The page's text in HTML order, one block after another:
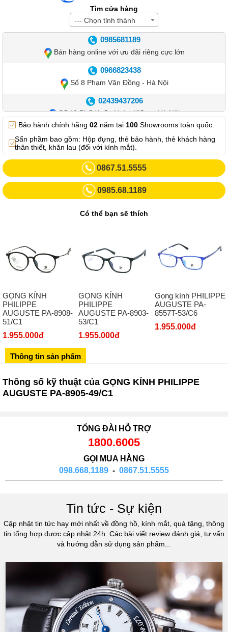
Tìm cửa hàng
--- Chọn tỉnh thành
0985681189
Bán hàng online với ưu đãi riêng cực lớn
0966823438
Số 8 Phạm Văn Đồng - Hà Nội
02439437206
Số 42 Phố Huế - Hoàn Kiếm – Hà Nội
0982.769.887
Showroom 3: Số 87 Trương Định - Hai Bà Trưng - Hà Nội.
0969102552
Số 55 Trần Đăng Ninh – Cầu Giấy – Hà Nội
0963264832
02432232319
Số 413 Quang Trung - Hà Đông - Hà Nội
Số 273 Nguyễn Văn Cừ - Long Biên - Hà Nội
02439392490
Sô 580 Ngã tư Trường Chinh - Hà Nội
Số 28 Chùa Thông - Sơn Tây - Hà Nội
02437939481
Số 53 Trần Đăng Ninh - Cầu Giấy - Hà Nội
Xá, Gia Lâm, Thành phố Hà Nội
Bảo hành chính hãng 02 năm tại 100 Showrooms toàn quốc.
Sẩn phầm bao gồm: Hộp đựng, thẻ bảo hành, thẻ khách hàng
thân thiết, khăn lau (đối với kính mắt).
0867.51.5555
0985.68.1189
Có thể bạn sẽ thích
GỌNG KÍNH
PHILIPPE
AUGUSTE PA-8908-
51/C1
1.955.000đ
GỌNG KÍNH
PHILIPPE
AUGUSTE PA-8903-
53/C1
1.955.000đ
Gọng kính PHILIPPE
AUGUSTE PA-
8557T-53/C6
1.955.000đ
Thông tin sản phẩm
Thông số kỹ thuật của GỌNG KÍNH PHILIPPE
AUGUSTE PA-8905-49/C1
TỔNG ĐÀI HỖ TRỢ
1800.6005
GỌI MUA HÀNG
098.668.1189 - 0867.51.5555
Tin tức - Sự kiện
Cập nhật tin tức hay mới nhất về đồng hồ, kính mắt, quà tặng, thông
tin tổng hợp được cập nhật 24h. Các bài viết review đánh giá, tư vấn
và hướng dẫn sử dụng sản phẩm...